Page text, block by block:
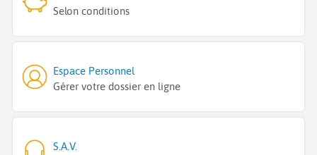
Selon conditions
Espace Personnel
Gérer votre dossier en ligne
S.A.V.